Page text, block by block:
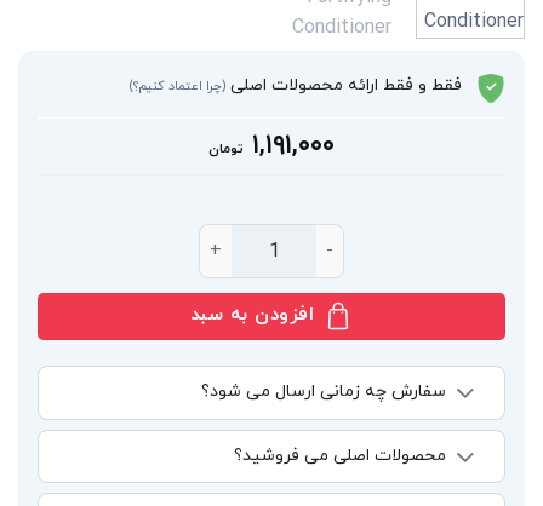
فقط و فقط ارائه محصولات اصلی (چرا اعتماد کنیم؟)
۱,۱۹۱,۰۰۰ تومان
نرم کننده ریکاوری موهای آسیب دیده اوری استرند Every Strand Severely Damaged Hair Recovery Fortifying Conditioner عدد
افزودن به سبد
سفارش چه زمانی ارسال می شود؟
محصولات اصلی می فروشید؟